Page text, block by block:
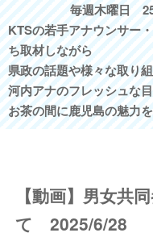
毎週木曜日 25
KTSの若手アナウンサー
ち取材しながら
県政の話題や様々な取り
河内アナのフレッシュな
お茶の間に鹿児島の魅力を
【動画】男女共
て 2025/6/28